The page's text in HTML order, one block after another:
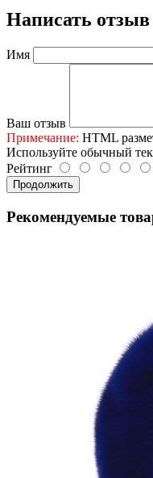
Написать отзыв
Имя
Ваш отзыв
Примечание: HTML
Используйте обычный
Рейтинг
Продолжить
Рекомендуемые